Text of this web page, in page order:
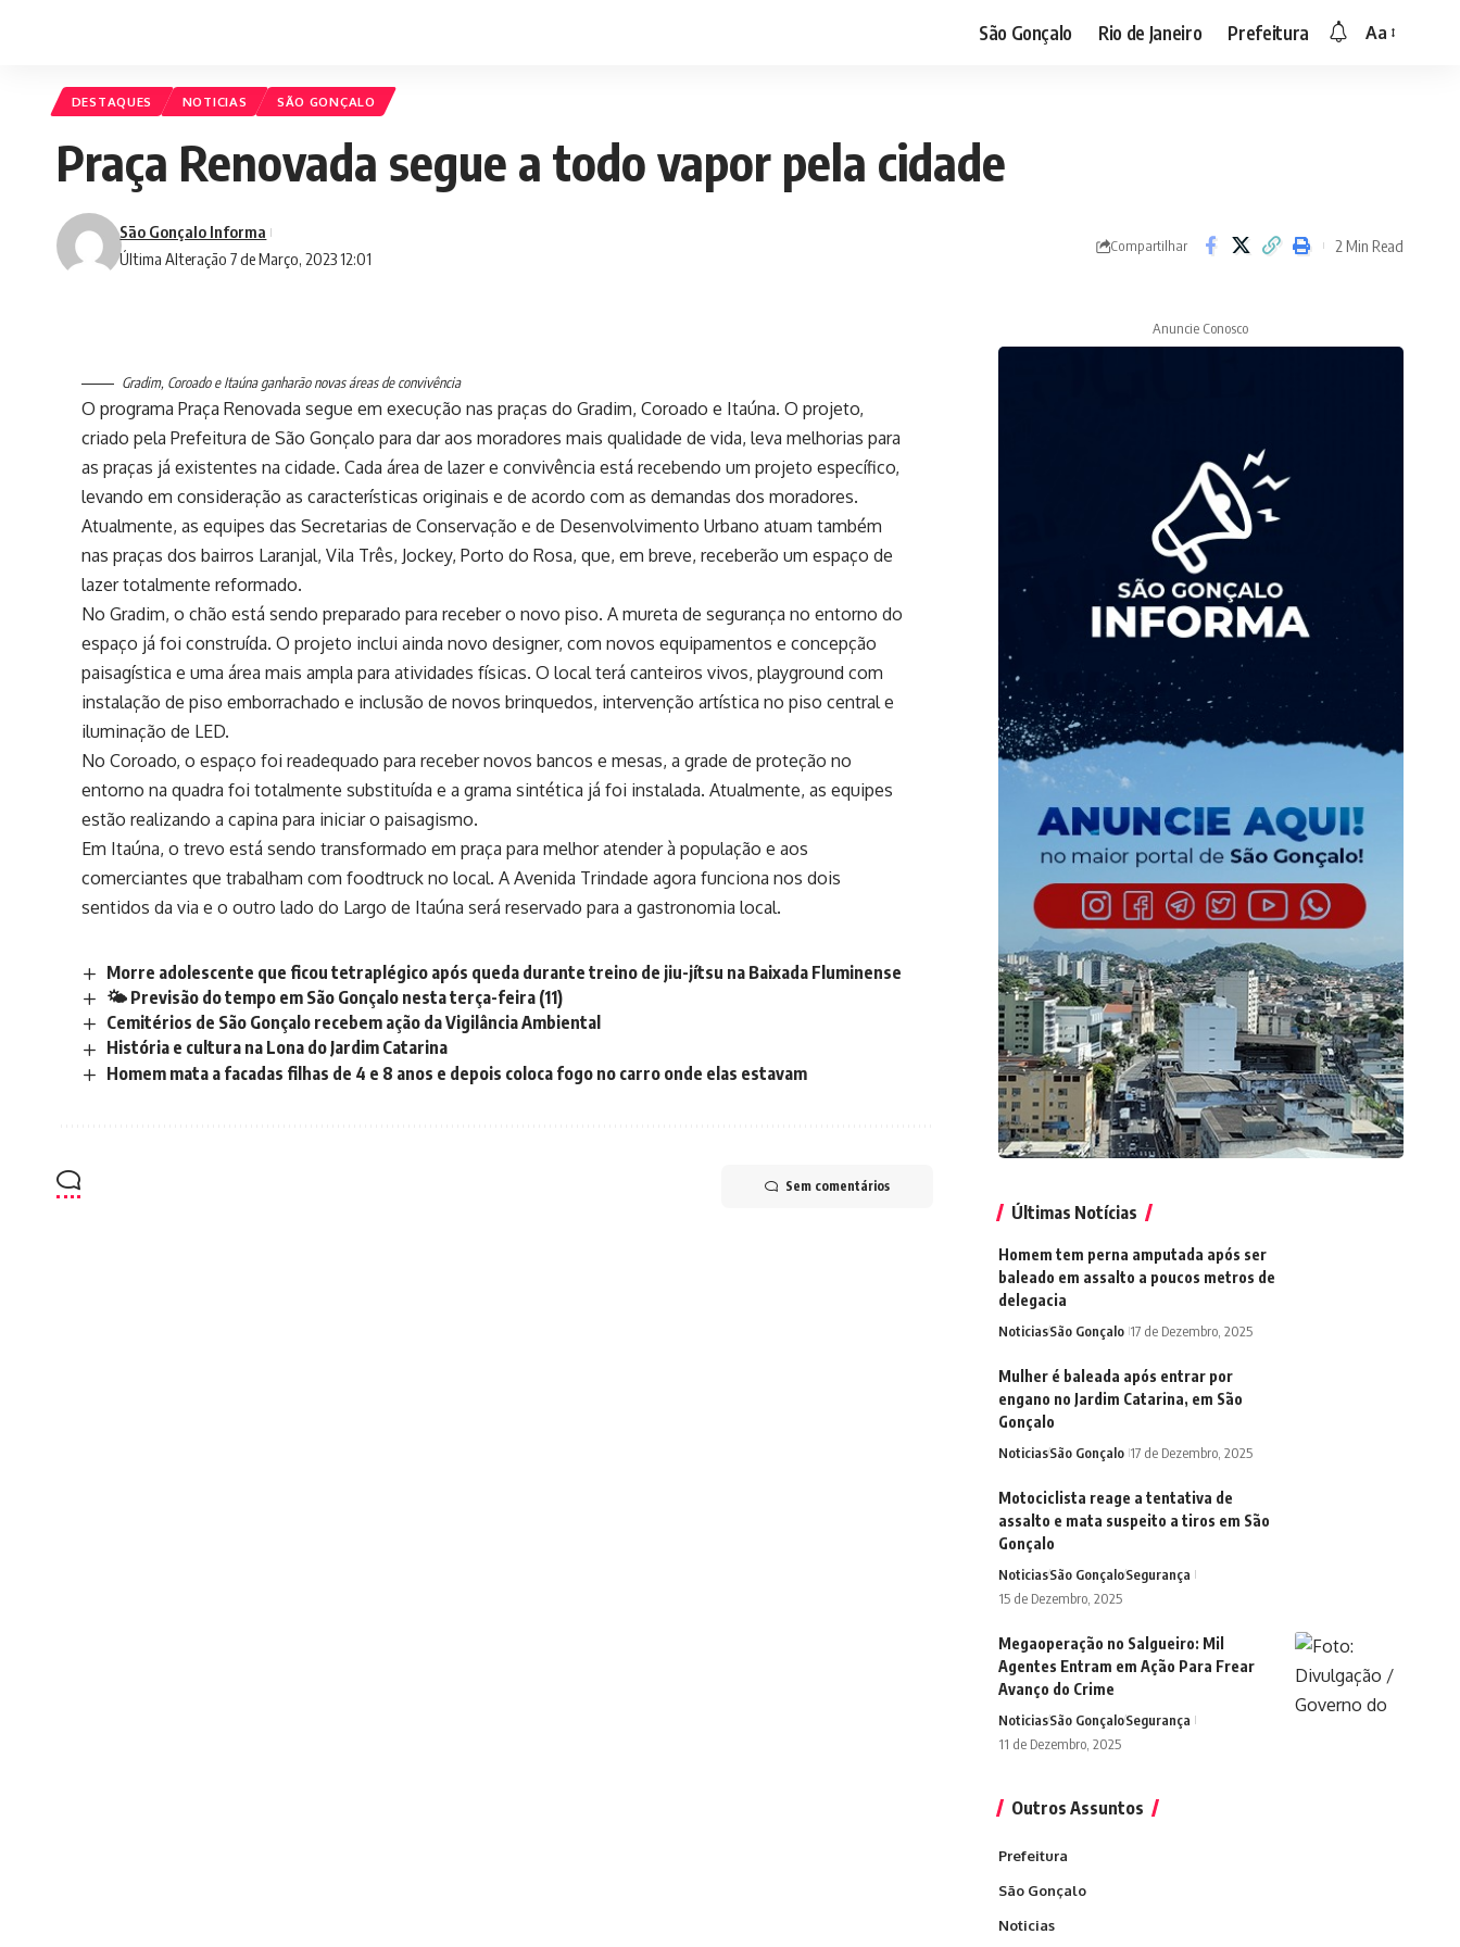
São Gonçalo Rio de Janeiro Prefeitura Aa
DESTAQUES NOTICIAS SÃO GONÇALO
Praça Renovada segue a todo vapor pela cidade
Última Alteração 7 de Março, 2023 12:01
São Gonçalo Informa
Compartilhar 2 Min Read
Gradim, Coroado e Itaúna ganharão novas áreas de convivência
O programa Praça Renovada segue em execução nas praças do Gradim, Coroado e Itaúna. O projeto,
criado pela Prefeitura de São Gonçalo para dar aos moradores mais qualidade de vida, leva melhorias para
as praças já existentes na cidade. Cada área de lazer e convivência está recebendo um projeto específico,
levando em consideração as características originais e de acordo com as demandas dos moradores.
Atualmente, as equipes das Secretarias de Conservação e de Desenvolvimento Urbano atuam também
nas praças dos bairros Laranjal, Vila Três, Jockey, Porto do Rosa, que, em breve, receberão um espaço de
lazer totalmente reformado.
No Gradim, o chão está sendo preparado para receber o novo piso. A mureta de segurança no entorno do
espaço já foi construída. O projeto inclui ainda novo designer, com novos equipamentos e concepção
paisagística e uma área mais ampla para atividades físicas. O local terá canteiros vivos, playground com
instalação de piso emborrachado e inclusão de novos brinquedos, intervenção artística no piso central e
iluminação de LED.
No Coroado, o espaço foi readequado para receber novos bancos e mesas, a grade de proteção no
entorno na quadra foi totalmente substituída e a grama sintética já foi instalada. Atualmente, as equipes
estão realizando a capina para iniciar o paisagismo.
Em Itaúna, o trevo está sendo transformado em praça para melhor atender à população e aos
comerciantes que trabalham com foodtruck no local. A Avenida Trindade agora funciona nos dois
sentidos da via e o outro lado do Largo de Itaúna será reservado para a gastronomia local.
Morre adolescente que ficou tetraplégico após queda durante treino de jiu-jítsu na Baixada Fluminense
🌤️ Previsão do tempo em São Gonçalo nesta terça-feira (11)
Cemitérios de São Gonçalo recebem ação da Vigilância Ambiental
História e cultura na Lona do Jardim Catarina
Homem mata a facadas filhas de 4 e 8 anos e depois coloca fogo no carro onde elas estavam
Sem comentários
Anuncie Conosco
Últimas Notícias
Homem tem perna amputada após ser
baleado em assalto a poucos metros de
delegacia
NoticiasSão Gonçalo 17 de Dezembro, 2025
Mulher é baleada após entrar por
engano no Jardim Catarina, em São
Gonçalo
NoticiasSão Gonçalo 17 de Dezembro, 2025
Motociclista reage a tentativa de
assalto e mata suspeito a tiros em São
Gonçalo
NoticiasSão GonçaloSegurança
15 de Dezembro, 2025
Megaoperação no Salgueiro: Mil
Agentes Entram em Ação Para Frear
Avanço do Crime
NoticiasSão GonçaloSegurança
11 de Dezembro, 2025
Outros Assuntos
Prefeitura
São Gonçalo
Noticias